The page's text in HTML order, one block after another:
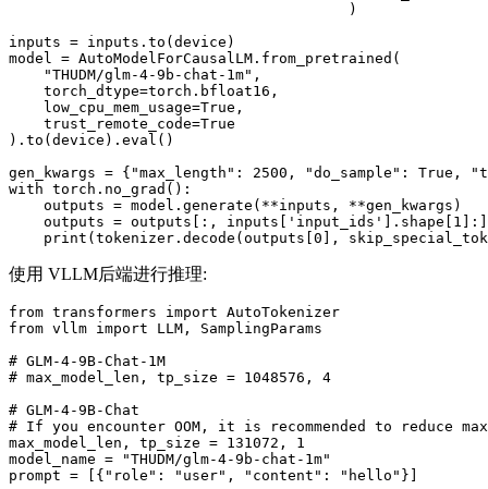
                                       )
inputs = inputs.to(device)
model = AutoModelForCausalLM.from_pretrained(
"THUDM/glm-4-9b-chat-1m" ,
    torch_dtype=torch.bfloat16,
    low_cpu_mem_usage=
True ,
    trust_remote_code=
True
).to(device). eval ()
gen_kwargs = { "max_length" : 2500 , "do_sample" : True ,
with torch.no_grad():
    outputs = model.generate(**inputs, **gen_kwargs)
    outputs = outputs[:, inputs[
'input_ids' ].shape[ 1 ]:]
print (tokenizer.decode(outputs[ 0 ],
使用 VLLM后端进行推理:
from transformers import
from vllm import LLM, SamplingParams
# GLM-4-9B-Chat-1M
# max_model_len, tp_size = 1048576, 4
# GLM-4-9B-Chat
# If you encounter OOM, it is recommended to reduce
max_model_len, tp_size = 131072 , 1
model_name =
"THUDM/glm-4-9b-chat-1m"
prompt = [{ "role" : "user" , "content" : "hello" }]